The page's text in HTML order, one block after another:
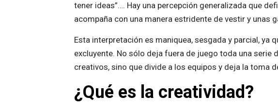
tener ideas”…. Hay una percepción generalizada que
acompaña con una manera estridente de vestir y unas
Esta interpretación es maniquea, sesgada y parcial,
excluyente. No sólo deja fuera de juego toda una
creativos, sino que divide a los equipos y deja la toma
¿Qué es la creatividad?